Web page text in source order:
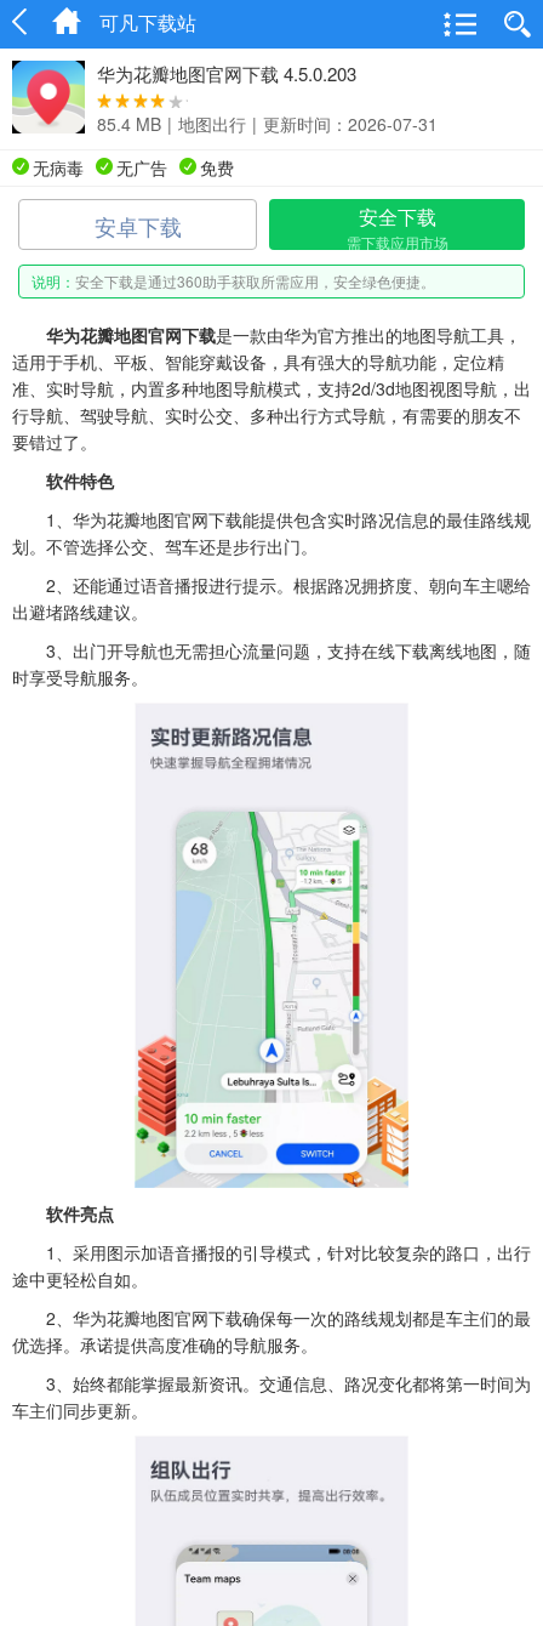
可凡下载站
华为花瓣地图官网下载 4.5.0.203
85.4 MB | 地图出行 | 更新时间：2026-07-31
无病毒
无广告 免费
安卓下载 安全下载
需下载应用市场
说明： 安全下载是通过360助手获取所需应用，安全绿色便捷。
华为花瓣地图官网下载是一款由华为官方推出的地图导航工具，
适用于手机、平板、智能穿戴设备，具有强大的导航功能，定位精
准、实时导航，内置多种地图导航模式，支持2d/3d地图视图导航，出
行导航、驾驶导航、实时公交、多种出行方式导航，有需要的朋友不
要错过了。
软件特色
1、华为花瓣地图官网下载能提供包含实时路况信息的最佳路线规
划。不管选择公交、驾车还是步行出门。
2、还能通过语音播报进行提示。根据路况拥挤度、朝向车主嗯给
出避堵路线建议。
3、出门开导航也无需担心流量问题，支持在线下载离线地图，随
时享受导航服务。
软件亮点
1、采用图示加语音播报的引导模式，针对比较复杂的路口，出行
途中更轻松自如。
2、华为花瓣地图官网下载确保每一次的路线规划都是车主们的最
优选择。承诺提供高度准确的导航服务。
3、始终都能掌握最新资讯。交通信息、路况变化都将第一时间为
车主们同步更新。